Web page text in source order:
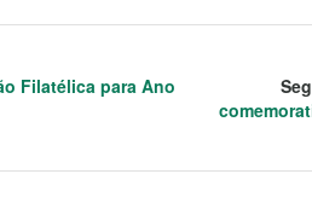
Filatélica para Ano